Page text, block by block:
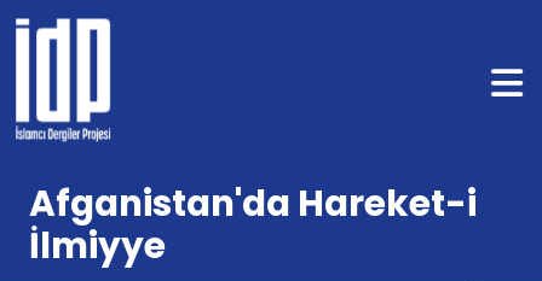
Afganistan'da Hareket-i
İlmiyye